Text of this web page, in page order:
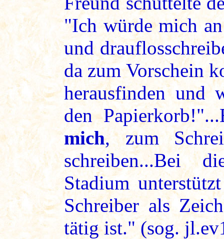
"Ich würde mich
und
da zum Vorschein
herausfinden und
den
mich, zum
schreiben...Bei
Stadium
Schreiber als
tätig ist." (sog.